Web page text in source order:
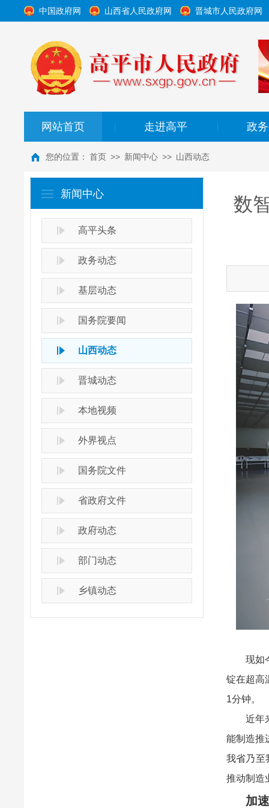
中国政府网 山西省人民政府网 晋城市人民政府网
网站首页 走进高平 政
您的位置： 首页 >> 新闻中心 >> 山西动态
新闻中心
高平头条
政务动态
基层动态
国务院要闻
山西动态
晋城动态
本地视频
外界视点
国务院文件
省政府文件
政府动态
部门动态
乡镇动态
数
现如
锭在超高
1分钟。
近年
能制造推
我省乃至
推动制造
加